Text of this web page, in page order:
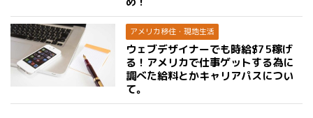
アメリカ移住・現地生活
ウェブデザイナーでも時給$75稼げ
る！アメリカで仕事ゲットする為に
調べた給料とかキャリアパスについ
て。